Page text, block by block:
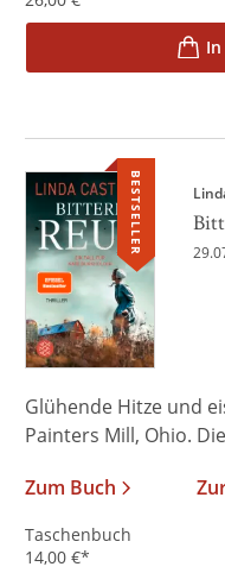
BESTSELLER
Glühende Hitze und
Painters Mill, Ohio.
Zum Buch
Taschenbuch
14,00 €*